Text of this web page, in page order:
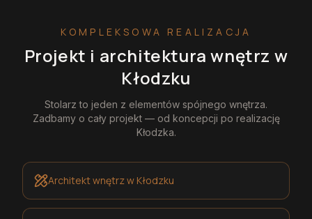
KOMPLEKSOWA REALIZACJA
Projekt i architektura wnętrz w
Kłodzku
Stolarz to jeden z elementów spójnego wnętrza.
Zadbamy o cały projekt — od koncepcji po realizację
Kłodzka.
Architekt wnętrzw Kłodzku